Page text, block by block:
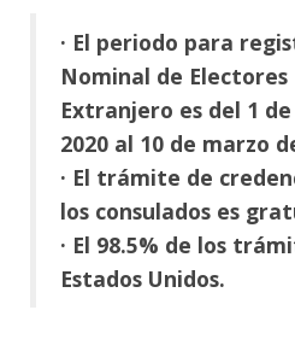
· El periodo para
Nominal de Electores
Extranjero es del 1
2020 al 10 de marzo
· El trámite de
los consulados es
· El 98.5% de los
Estados Unidos.